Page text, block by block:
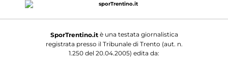
SporTrentino.itè una testata giornalistica
registrata presso il Tribunale di Trento (aut. n.
1.250 del 20.04.2005) edita da: